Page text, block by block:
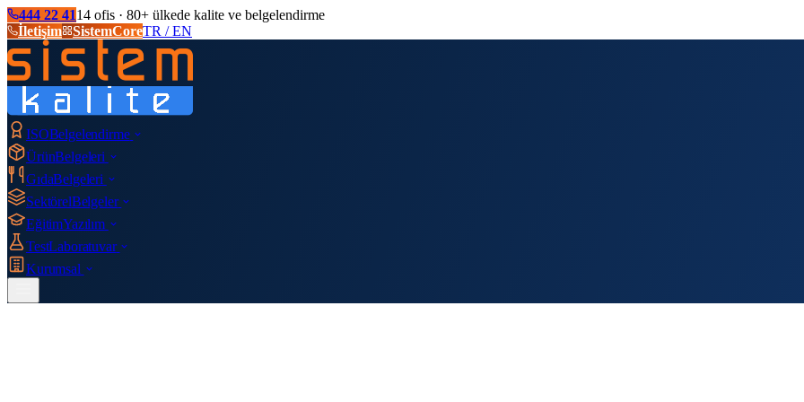
444 22 4114 ofis · 80+ ülkede kalite ve belgelendirme
İletişim
SistemCoreTR / EN
ISOBelgelendirme
ÜrünBelgeleri
GıdaBelgeleri
SektörelBelgeler
EğitimYazılım
TestLaboratuvar
Kurumsal